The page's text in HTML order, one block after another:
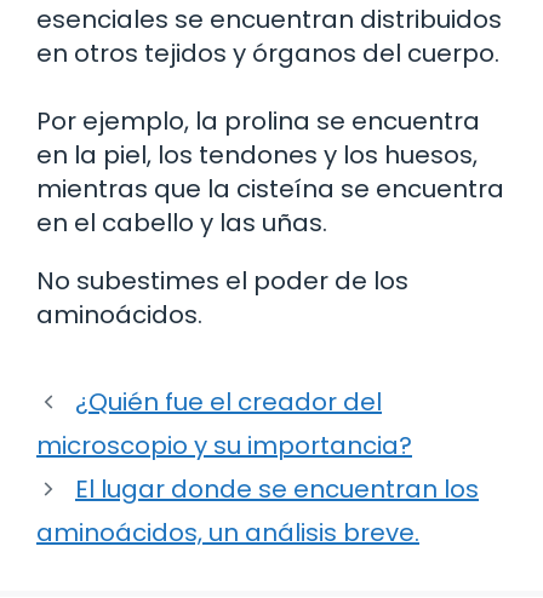
esenciales se encuentran distribuidos
en otros tejidos y órganos del cuerpo.
Por ejemplo, la prolina se encuentra
en la piel, los tendones y los huesos,
mientras que la cisteína se encuentra
en el cabello y las uñas.
No subestimes el poder de los
aminoácidos.
¿Quién fue el creador del
microscopio y su importancia?
El lugar donde se encuentran los
aminoácidos, un análisis breve.